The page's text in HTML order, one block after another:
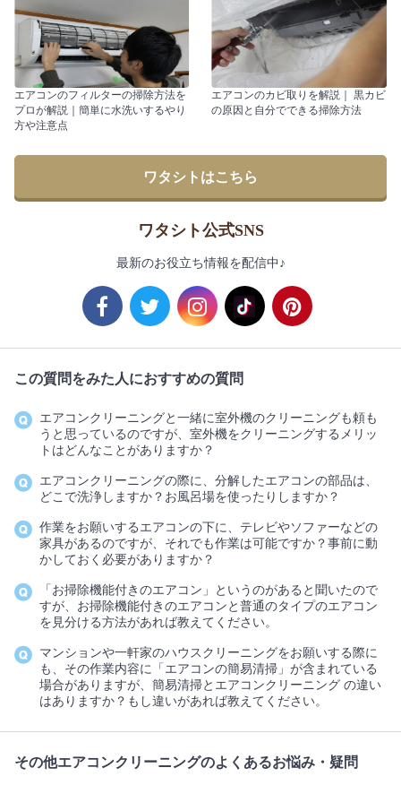
エアコンのフィルターの掃除方法を
プロが解説｜簡単に水洗いするやり
方や注意点
エアコンのカビ取りを解説｜ 黒カビ
の原因と自分でできる掃除方法
ワタシトはこちら
ワタシト公式SNS
最新のお役立ち情報を配信中♪
この質問をみた人におすすめの質問
エアコンクリーニングと一緒に室外機のクリーニングも頼も
うと思っているのですが、室外機をクリーニングするメリッ
トはどんなことがありますか？
エアコンクリーニングの際に、分解したエアコンの部品は、
どこで洗浄しますか？お風呂場を使ったりしますか？
作業をお願いするエアコンの下に、テレビやソファーなどの
家具があるのですが、それでも作業は可能ですか？事前に動
かしておく必要がありますか？
「お掃除機能付きのエアコン」というのがあると聞いたので
すが、お掃除機能付きのエアコンと普通のタイプのエアコン
を見分ける方法があれば教えてください。
マンションや一軒家のハウスクリーニングをお願いする際に
も、その作業内容に「エアコンの簡易清掃」が含まれている
場合がありますが、簡易清掃とエアコンクリーニング の違い
はありますか？もし違いがあれば教えてください。
その他エアコンクリーニングのよくあるお悩み・疑問